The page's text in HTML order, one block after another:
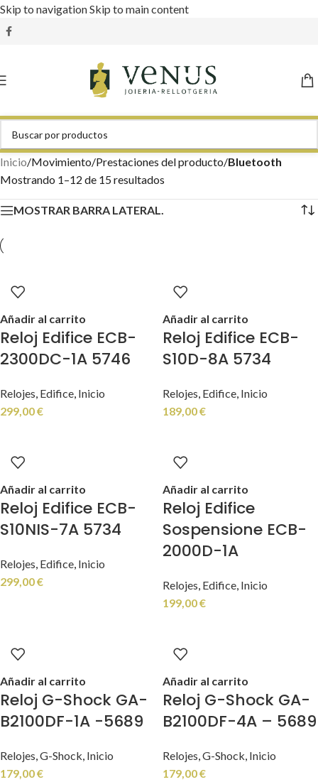
Skip to navigationSkip to main content
Inicio/Movimiento/Prestaciones del producto/Bluetooth
Mostrando 1–12 de 15 resultados
MOSTRAR BARRA LATERAL.
Añadir al carrito
Reloj Edifice ECB-
2300DC-1A 5746
Relojes, Edifice, Inicio
299,00€
Añadir al carrito
Reloj Edifice ECB-
S10D-8A 5734
Relojes, Edifice, Inicio
189,00€
Añadir al carrito
Reloj Edifice ECB-
S10NIS-7A 5734
Relojes, Edifice, Inicio
299,00€
Añadir al carrito
Reloj Edifice
Sospensione ECB-
2000D-1A
Relojes, Edifice, Inicio
199,00€
Añadir al carrito
Reloj G-Shock GA-
B2100DF-1A -5689
Relojes,G-Shock, Inicio
179,00€
Añadir al carrito
Reloj G-Shock GA-
B2100DF-4A – 5689
Relojes,G-Shock, Inicio
179,00€